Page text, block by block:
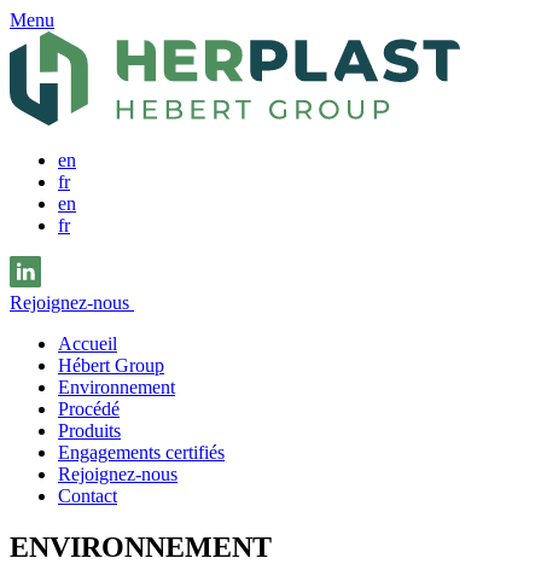
Menu
en
fr
en
fr
Rejoignez-nous
Accueil
Hébert Group
Environnement
Procédé
Produits
Engagements certifiés
Rejoignez-nous
Contact
ENVIRONNEMENT